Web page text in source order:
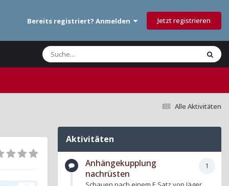
Bereits registriert? Anmelden Jetzt registrieren
Alle Aktivitäten
Aktivitäten
1
Anhängekupplung
nachrüsten